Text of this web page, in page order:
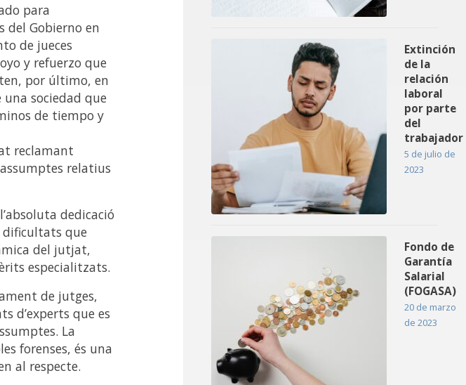
para
del Gobierno en
de jueces
y refuerzo que
por último, en
una sociedad que
de tiempo y
reclamant
relatius
dedicació
dificultats que
del jutjat,
especialitzats.
de jutges,
d’experts que es
La
forenses, és una
al respecte.
Extinción
de la
relación
laboral
por parte
del
trabajador
5 de julio de
2023
Fondo de
Garantía
Salarial
(FOGASA)
20 de marzo
de 2023